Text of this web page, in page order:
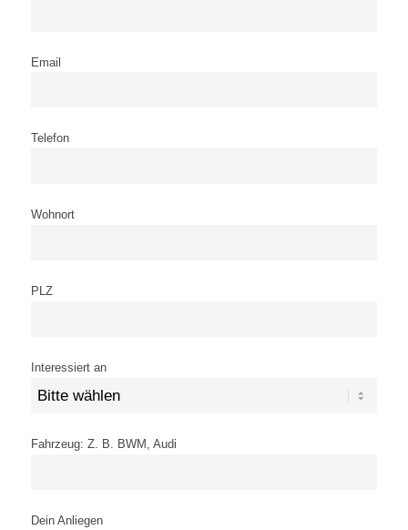
Email
Telefon
Wohnort
PLZ
Interessiert an
Fahrzeug: Z. B. BWM, Audi
Dein Anliegen